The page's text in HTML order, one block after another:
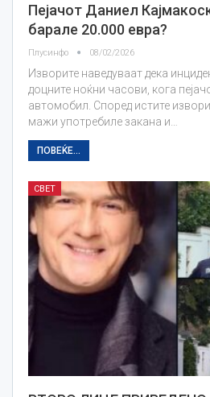
Пејачот Даниел
барале 20.000 евра?
Плусинфо 08/02/2026
Изворите наведуваат дека
доцните ноќни часови, кога
автомобил. Според истите
мажи употребиле закана и…
ПОВЕЌЕ...
СВЕТ